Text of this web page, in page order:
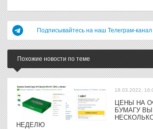
Подписывайтесь на наш Телеграм-канал
Похожие новости по теме
18.03.2022,
ЦЕНЫ НА
БУМАГУ
НЕДЕЛЮ